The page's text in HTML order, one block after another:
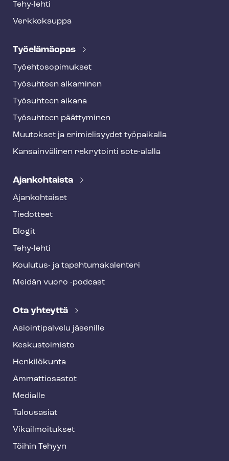
Tehy-lehti
Verkkokauppa
Työelämäopas
Työ­eh­to­so­pi­muk­set
Työsuhteen alkaminen
Työsuhteen aikana
Työsuhteen päättyminen
Muutokset ja erimielisyydet työpaikalla
Kansainvälinen rekrytointi sote-alalla
Ajankohtaista
Ajankohtaiset
Tiedotteet
Blogit
Tehy-lehti
Koulutus- ja ta­pah­tu­ma­ka­len­te­ri
Meidän vuoro -podcast
Ota yhteyttä
Asioin­ti­pal­ve­lu jäsenille
Keskustoimisto
Henkilökunta
Ammattiosastot
Medialle
Talousasiat
Vi­kail­moi­tuk­set
Töihin Tehyyn